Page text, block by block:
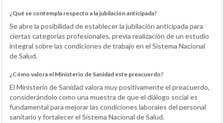
¿Qué se contempla respecto a la jubilación anticipada?
Se abre la posibilidad de establecer la jubilación anticipada para
ciertas categorías profesionales, previa realización de un estudio
integral sobre las condiciones de trabajo en el Sistema Nacional
de Salud.
¿Cómo valora el Ministerio de Sanidad este preacuerdo?
El Ministerio de Sanidad valora muy positivamente el preacuerdo,
considerándolo como una muestra de que el diálogo social es
fundamental para mejorar las condiciones laborales del personal
sanitario y fortalecer el Sistema Nacional de Salud.